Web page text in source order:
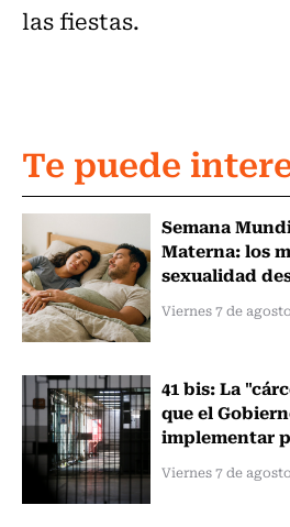
las fiestas.
Te puede
Semana
Materna: los
sexualidad
Viernes 7 de
41 bis: La
que el
implementar
Viernes 7 de